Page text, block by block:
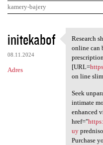
kamery-bajery
K
o
m
e
initekabof
08.11.2024
Adres
Research
online can
[URL=
on line
Seek
intimate
enhanced
href="
uy
Purchase